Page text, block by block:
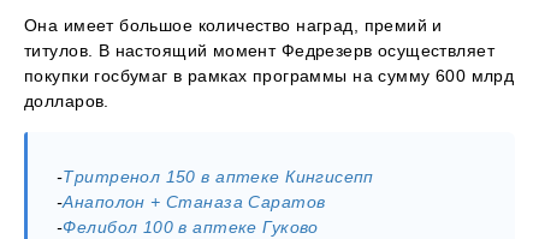
Она имеет большое количество наград, премий и
титулов. В настоящий момент Федрезерв осуществляет
покупки госбумаг в рамках программы на сумму 600 млрд
долларов.
-Тритренол 150 в аптеке Кингисепп
-Анаполон + Станаза Саратов
-Фелибол 100 в аптеке Гуково